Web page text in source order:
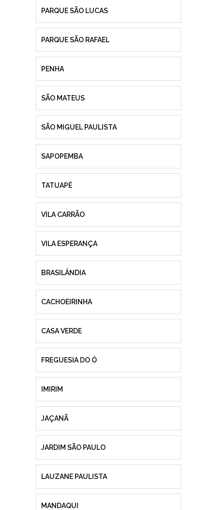
PARQUE SÃO LUCAS
PARQUE SÃO RAFAEL
PENHA
SÃO MATEUS
SÃO MIGUEL PAULISTA
SAPOPEMBA
TATUAPÉ
VILA CARRÃO
VILA ESPERANÇA
BRASILÂNDIA
CACHOEIRINHA
CASA VERDE
FREGUESIA DO Ó
IMIRIM
JAÇANÃ
JARDIM SÃO PAULO
LAUZANE PAULISTA
MANDAQUI